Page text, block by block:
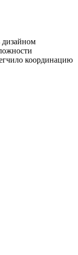
дизайном
координацию